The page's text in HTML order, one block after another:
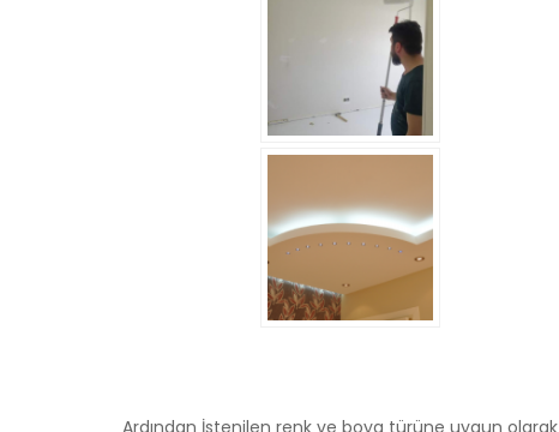
Ardından İstenilen renk ve boya türüne uygun olarak